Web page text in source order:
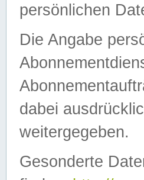
persönlichen
Die Angabe
dabei
weitergegeben.
Gesonderte